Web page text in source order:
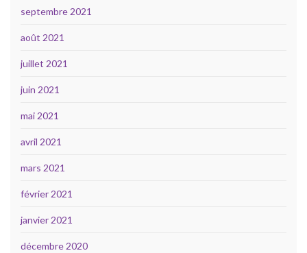
septembre 2021
août 2021
juillet 2021
juin 2021
mai 2021
avril 2021
mars 2021
février 2021
janvier 2021
décembre 2020